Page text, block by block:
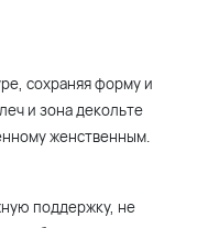
сохраняя форму и
и зона декольте
женственным.
поддержку, не